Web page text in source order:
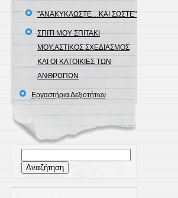
"ΑΝΑΚΥΚΛΩΣΤΕ…ΚΑΙ ΣΩΣΤΕ"
ΣΠΙΤΙ ΜΟΥ ΣΠΙΤΑΚΙ
ΜΟΥ:ΑΣΤΙΚΟΣ ΣΧΕΔΙΑΣΜΟΣ
ΚΑΙ ΟΙ ΚΑΤΟΙΚΙΕΣ ΤΩΝ
ΑΝΘΡΩΠΩΝ
Εργαστήρια Δεξιοτήτων
για: